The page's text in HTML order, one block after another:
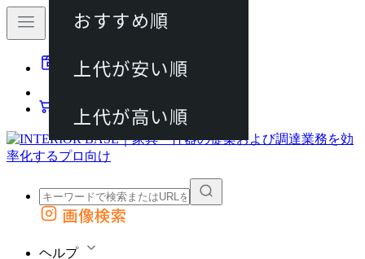
動画マニュアル
カート
外部サイトの商品をカートに追加
画像検索
ヘルプ
おすすめ順
上代が安い順
上代が高い順